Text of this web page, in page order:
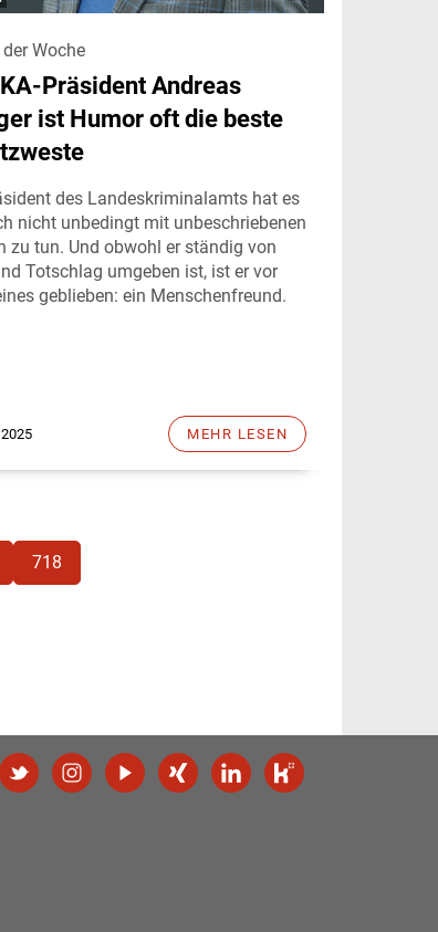
Woche
Präsident Andreas
ist Humor oft die beste
des Landeskriminalamts hat es
nicht unbedingt mit unbeschriebenen
zu tun. Und obwohl er ständig von
Totschlag umgeben ist, ist er vor
geblieben: ein Menschenfreund.
MEHR LESEN
718